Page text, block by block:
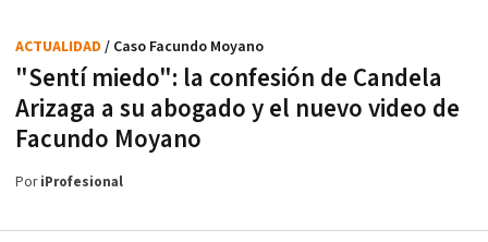
"Sentí miedo": la confesión de Candela
Arizaga a su abogado y el nuevo video de
Facundo Moyano
ACTUALIDAD / Caso Facundo Moyano
PoriProfesional